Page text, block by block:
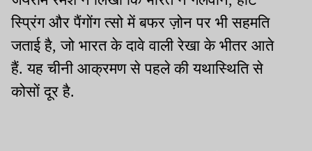
स्प्रिंग और पैंगोंग त्सो में बफर ज़ोन पर भी सहमति
जताई है, जो भारत के दावे वाली रेखा के भीतर आते
हैं. यह चीनी आक्रमण से पहले की यथास्थिति से
कोसों दूर है.